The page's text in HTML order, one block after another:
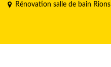
Rénovation salle de bain Rions